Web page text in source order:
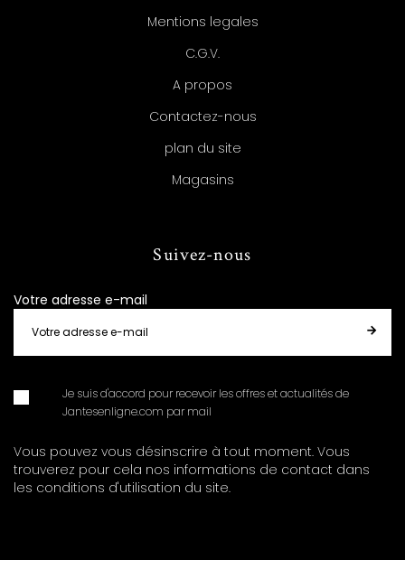
Mentions legales
C.G.V.
A propos
Contactez-nous
plan du site
Magasins
Suivez-nous
Votre adresse e-mail
Je suis d'accord pour recevoir les offres et actualités de
Jantesenligne.com par mail
Vous pouvez vous désinscrire à tout moment. Vous
trouverez pour cela nos informations de contact dans
les conditions d'utilisation du site.